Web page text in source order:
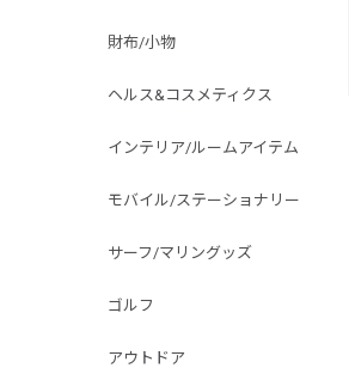
財布/小物
ヘルス&コスメティクス
インテリア/ルームアイテム
モバイル/ステーショナリー
サーフ/マリングッズ
ゴルフ
アウトドア